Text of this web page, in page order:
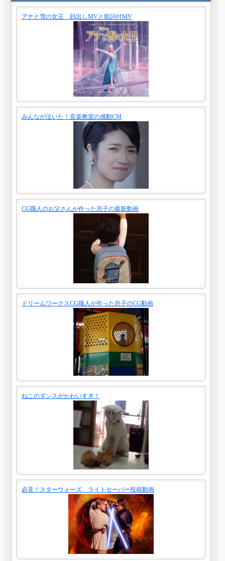
アナと雪の女王 顔出しMVと歌詞付MV
みんなが泣いた！音楽教室の感動CM
CG職人のお父さんが作った息子の最新動画
ドリームワークスCG職人が作った息子のCG動画
ねこのダンスがかわいすぎ！
必見！スターウォーズ ライトセーバー投稿動画